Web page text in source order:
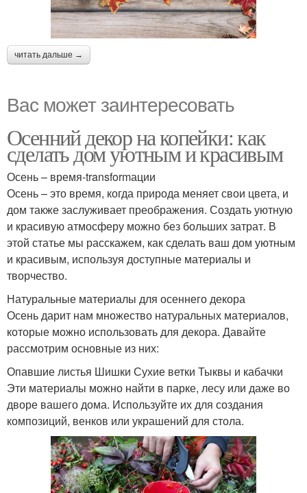
читать дальше →
Вас может заинтересовать
Осенний декор на копейки: как
сделать дом уютным и красивым
Осень – время-transformации
Осень – это время, когда природа меняет свои цвета, и
дом также заслуживает преображения. Создать уютную
и красивую атмосферу можно без больших затрат. В
этой статье мы расскажем, как сделать ваш дом уютным
и красивым, используя доступные материалы и
творчество.
Натуральные материалы для осеннего декора
Осень дарит нам множество натуральных материалов,
которые можно использовать для декора. Давайте
рассмотрим основные из них:
Опавшие листья Шишки Сухие ветки Тыквы и кабачки
Эти материалы можно найти в парке, лесу или даже во
дворе вашего дома. Используйте их для создания
композиций, венков или украшений для стола.